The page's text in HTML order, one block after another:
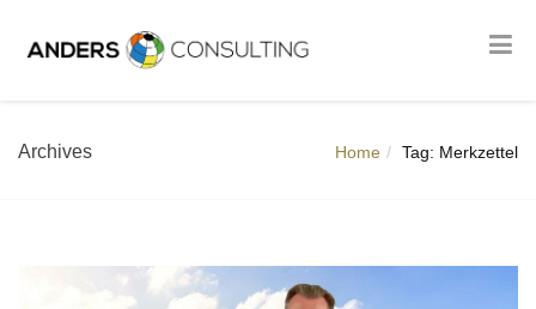
Archives Home Tag: Merkzettel